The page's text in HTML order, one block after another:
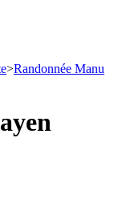
>Randonnée Manu